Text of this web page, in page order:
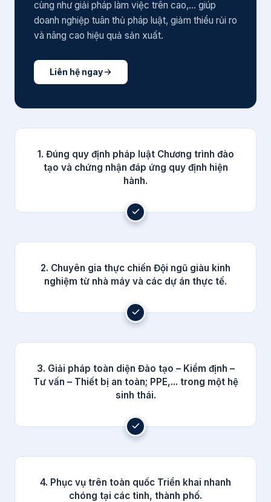
cùng như giải pháp làm việc trên cao,... giúp
doanh nghiệp tuân thủ pháp luật, giảm thiểu rủi ro
và nâng cao hiệu quả sản xuất.
Liên hệ ngay
1. Đúng quy định pháp luật Chương trình đào
tạo và chứng nhận đáp ứng quy định hiện
hành.
2. Chuyên gia thực chiến Đội ngũ giàu kinh
nghiệm từ nhà máy và các dự án thực tế.
3. Giải pháp toàn diện Đào tạo – Kiểm định –
Tư vấn – Thiết bị an toàn; PPE,... trong một hệ
sinh thái.
4. Phục vụ trên toàn quốc Triển khai nhanh
chóng tại các tỉnh, thành phố.